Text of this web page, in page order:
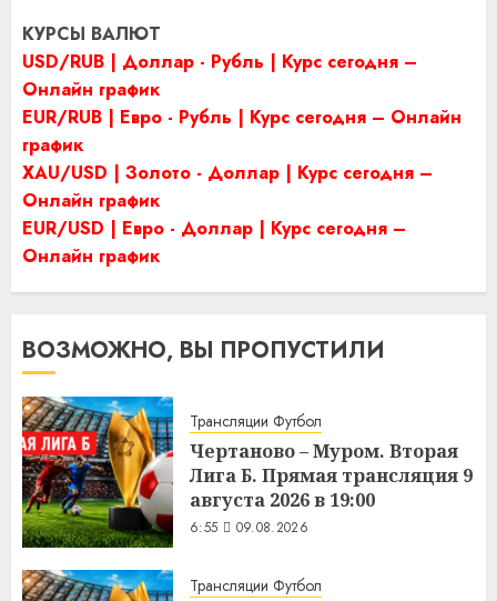
КУРСЫ ВАЛЮТ
USD/RUB | Доллар - Рубль | Курс сегодня –
Онлайн график
EUR/RUB | Евро - Рубль | Курс сегодня – Онлайн
график
XAU/USD | Золото - Доллар | Курс сегодня –
Онлайн график
EUR/USD | Евро - Доллар | Курс сегодня –
Онлайн график
ВОЗМОЖНО, ВЫ ПРОПУСТИЛИ
Трансляции Футбол
Чертаново – Муром. Вторая
Лига Б. Прямая трансляция 9
августа 2026 в 19:00
6:55 09.08.2026
Трансляции Футбол